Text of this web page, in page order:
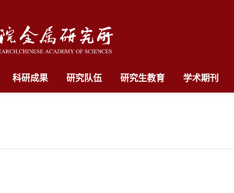
科研成果 研究队伍 研究生教育 学术期刊